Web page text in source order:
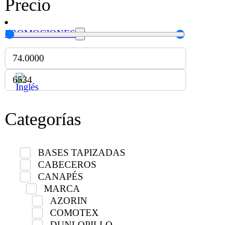
PROMOCIONES
Precio
Categorías
BASES TAPIZADAS
CABECEROS
CANAPÉS
MARCA
AZORIN
COMOTEX